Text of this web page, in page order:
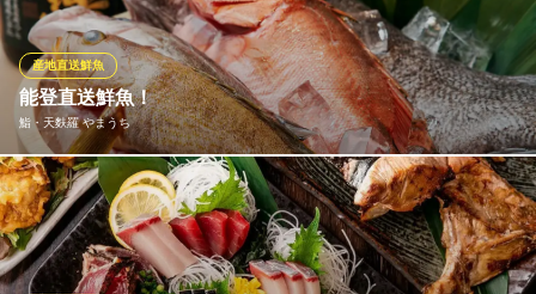
能登直送鮮魚！
鮨・天麩羅 やまうち
産地直送鮮魚
能登から直送鮮魚！今の旬や、こちらでは中々食べられないもの
を現地の漁師さんに協力してもらい入荷出来ています。 鮮と技が
光る料理をお楽しみください